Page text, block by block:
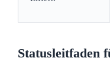
Statusleitfaden